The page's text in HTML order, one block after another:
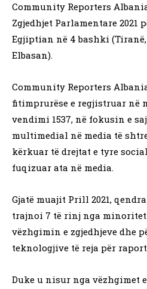
Community Reporters
Zgjedhjet Parlamentare 2021
Egjiptian në 4 bashki
Elbasan).
Community Reporters
fitimprurëse e regjistruar në
vendimi 1537, në fokusin e
multimedial në media të
kërkuar të drejtat e tyre
fuqizuar ata në media.
Gjatë muajit Prill 2021,
trajnoi 7 të rinj nga
vëzhgimin e zgjedhjeve dhe
teknologjive të reja për
Duke u nisur nga vëzhgimet